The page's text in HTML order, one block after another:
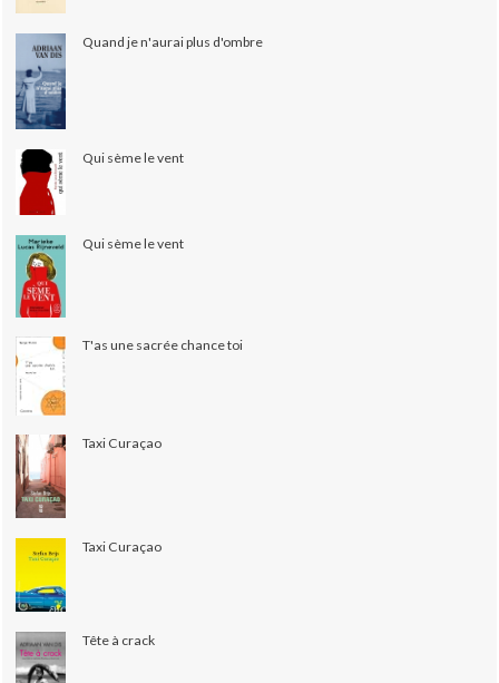
Quand je n'aurai plus d'ombre
Qui sème le vent
Qui sème le vent
T'as une sacrée chance toi
Taxi Curaçao
Taxi Curaçao
Tête à crack